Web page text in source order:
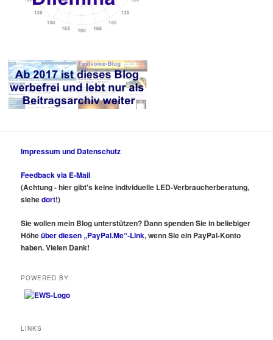
Impressum und Datenschutz
Feedback via E-Mail
(Achtung - hier gibt's keine individuelle LED-Verbraucherberatung,
siehedort!)
Sie wollen mein Blog unterstützen? Dann spenden Sie in beliebiger
Höheüber diesen „PayPal.Me“-Link, wenn Sie ein PayPal-Konto
haben. Vielen Dank!
POWERED BY:
LINKS